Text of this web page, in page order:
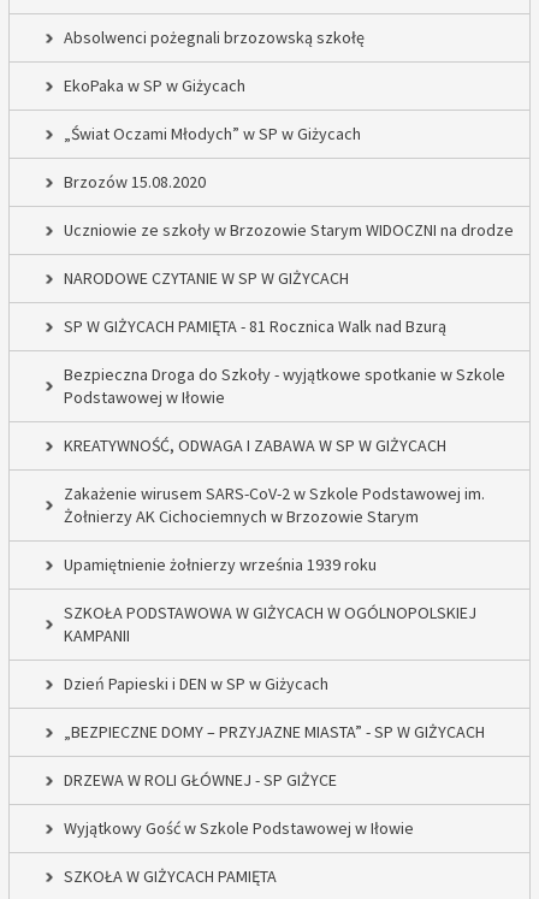
Absolwenci pożegnali brzozowską szkołę
EkoPaka w SP w Giżycach
„Świat Oczami Młodych” w SP w Giżycach
Brzozów 15.08.2020
Uczniowie ze szkoły w Brzozowie Starym WIDOCZNI na drodze
NARODOWE CZYTANIE W SP W GIŻYCACH
SP W GIŻYCACH PAMIĘTA - 81 Rocznica Walk nad Bzurą
Bezpieczna Droga do Szkoły - wyjątkowe spotkanie w Szkole
Podstawowej w Iłowie
KREATYWNOŚĆ, ODWAGA I ZABAWA W SP W GIŻYCACH
Zakażenie wirusem SARS-CoV-2 w Szkole Podstawowej im.
Żołnierzy AK Cichociemnych w Brzozowie Starym
Upamiętnienie żołnierzy września 1939 roku
SZKOŁA PODSTAWOWA W GIŻYCACH W OGÓLNOPOLSKIEJ
KAMPANII
Dzień Papieski i DEN w SP w Giżycach
„BEZPIECZNE DOMY – PRZYJAZNE MIASTA” - SP W GIŻYCACH
DRZEWA W ROLI GŁÓWNEJ - SP GIŻYCE
Wyjątkowy Gość w Szkole Podstawowej w Iłowie
SZKOŁA W GIŻYCACH PAMIĘTA